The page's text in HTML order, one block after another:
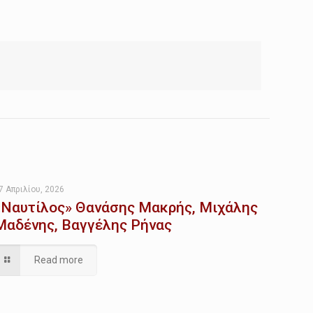
Απριλίου, 2026
Θανάσης Μακρής, Μιχάλης
Βαγγέλης Ρήνας
Read more